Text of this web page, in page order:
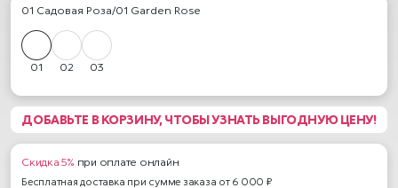
01 Садовая Роза/01 Garden Rose
01 02 03
ДОБАВЬТЕ В КОРЗИНУ, ЧТОБЫ УЗНАТЬ ВЫГОДНУЮ ЦЕНУ!
Скидка 5% при оплате онлайн
Бесплатная доставка при сумме заказа от 6 000 ₽